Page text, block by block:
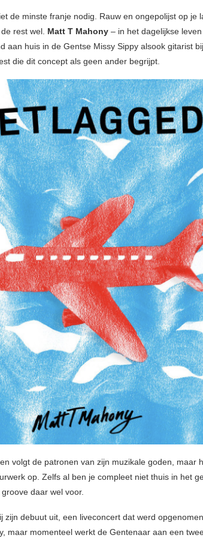
de minste franje nodig. Rauw en ongepolijst op je
rest wel. Matt T Mahony – in het dagelijkse
aan huis in de Gentse Missy Sippy alsook gitarist
die dit concept als geen ander begrijpt.
volgt de patronen van zijn muzikale goden, maar
op. Zelfs al ben je compleet niet thuis in het
daar wel voor.
zijn debuut uit, een liveconcert dat werd
maar momenteel werkt de Gentenaar aan een